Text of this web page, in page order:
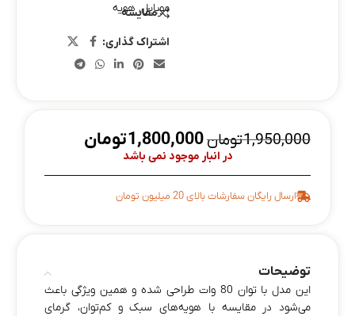
موبایل, هویه
مقایسه
اشتراک گذاری:
1,950,000تومان1,800,000تومان
در انبار موجود نمی باشد
ارسال رایگان سفارشات بالای 20 میلیون تومان
توضیحات
این مدل با توان 80 وات طراحی شده و همین ویژگی باعث
می‌شود در مقایسه با هویه‌های سبک و کم‌توان، گرمای